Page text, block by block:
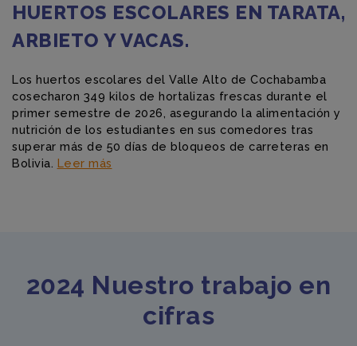
HUERTOS ESCOLARES EN TARATA,
ARBIETO Y VACAS.
Los huertos escolares del Valle Alto de Cochabamba
cosecharon 349 kilos de hortalizas frescas durante el
primer semestre de 2026, asegurando la alimentación y
nutrición de los estudiantes en sus comedores tras
superar más de 50 días de bloqueos de carreteras en
Bolivia. Leer más
2024 Nuestro trabajo en
cifras